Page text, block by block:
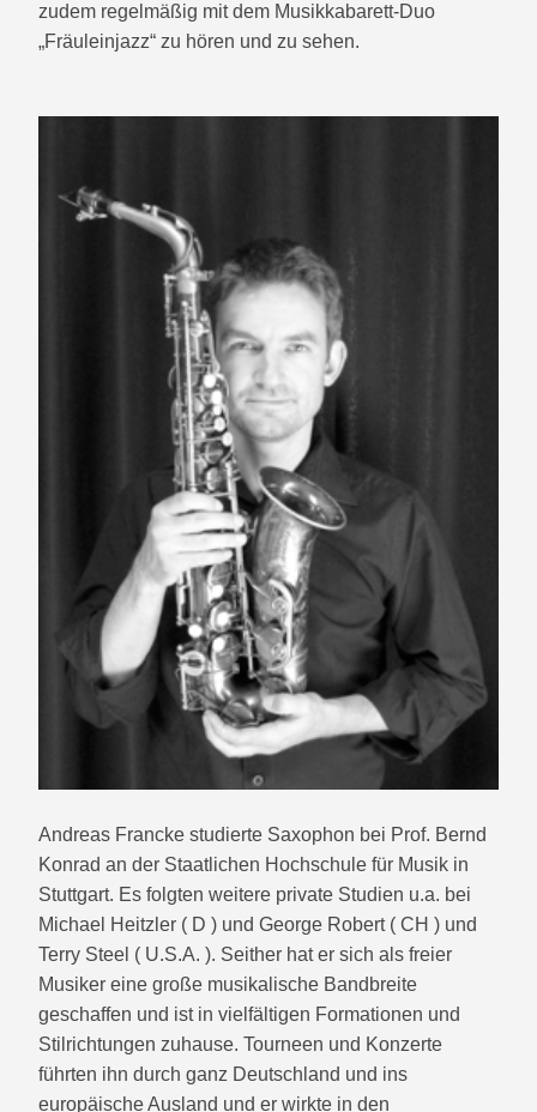
zudem regelmäßig mit dem Musikkabarett-Duo
„Fräuleinjazz“ zu hören und zu sehen.
Andreas Francke studierte Saxophon bei Prof. Bernd
Konrad an der Staatlichen Hochschule für Musik in
Stuttgart. Es folgten weitere private Studien u.a. bei
Michael Heitzler ( D ) und George Robert ( CH ) und
Terry Steel ( U.S.A. ). Seither hat er sich als freier
Musiker eine große musikalische Bandbreite
geschaffen und ist in vielfältigen Formationen und
Stilrichtungen zuhause. Tourneen und Konzerte
führten ihn durch ganz Deutschland und ins
europäische Ausland und er wirkte in den